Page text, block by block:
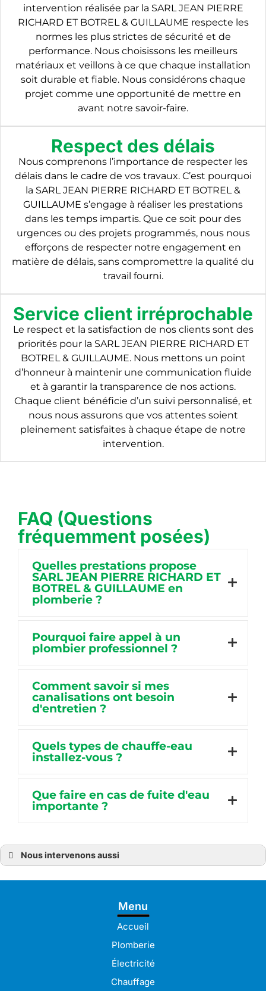
intervention réalisée par la SARL JEAN PIERRE
RICHARD ET BOTREL & GUILLAUME respecte les
normes les plus strictes de sécurité et de
performance. Nous choisissons les meilleurs
matériaux et veillons à ce que chaque installation
soit durable et fiable. Nous considérons chaque
projet comme une opportunité de mettre en
avant notre savoir-faire.
Respect des délais
Nous comprenons l’importance de respecter les
délais dans le cadre de vos travaux. C’est pourquoi
la SARL JEAN PIERRE RICHARD ET BOTREL &
GUILLAUME s’engage à réaliser les prestations
dans les temps impartis. Que ce soit pour des
urgences ou des projets programmés, nous nous
efforçons de respecter notre engagement en
matière de délais, sans compromettre la qualité du
travail fourni.
Service client irréprochable
Le respect et la satisfaction de nos clients sont des
priorités pour la SARL JEAN PIERRE RICHARD ET
BOTREL & GUILLAUME. Nous mettons un point
d’honneur à maintenir une communication fluide
et à garantir la transparence de nos actions.
Chaque client bénéficie d’un suivi personnalisé, et
nous nous assurons que vos attentes soient
pleinement satisfaites à chaque étape de notre
intervention.
FAQ (Questions
fréquemment posées)
Quelles prestations propose
SARL JEAN PIERRE RICHARD ET
BOTREL & GUILLAUME en
plomberie ?
Pourquoi faire appel à un
plombier professionnel ?
Comment savoir si mes
canalisations ont besoin
d'entretien ?
Quels types de chauffe-eau
installez-vous ?
Que faire en cas de fuite d'eau
importante ?
Nous intervenons aussi
Menu
Accueil
Plomberie
Électricité
Chauffage